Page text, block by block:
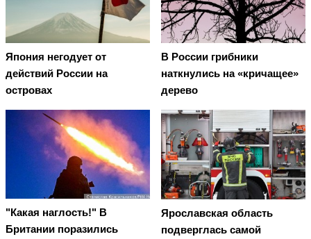
Япония негодует от
действий России на
островах
В России грибники
наткнулись на «кричащее»
дерево
"Какая наглость!" В
Британии поразились
Ярославская область
подверглась самой